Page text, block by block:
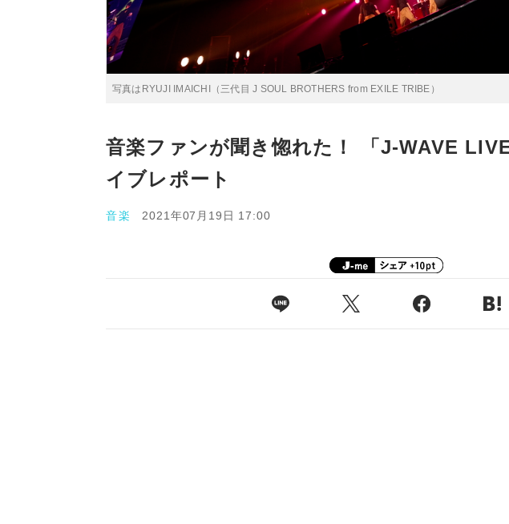
写真はRYUJI IMAICHI（三代目 J SOUL BROTHERS from EXILE TRIBE）
音楽ファンが聞き惚れた！ 「J-WAVE
イブレポート
音楽 2021年07月19日 17:00